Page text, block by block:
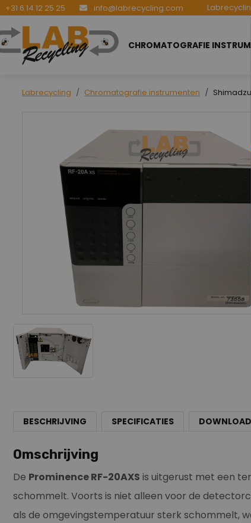
+31 6 14 12 25 25 info@labrecycling.com
CHROMATOGRAFIE
Labrecycling Chromatografie instrumenten
BESCHRIJVING SPECIFICATIES
Omschrijving
De Prominence RF-20AXS is uitgerust met een
schommelt. Voorts is niet alleen voor de
als de omgevingstemperatuur sterk schommelt,